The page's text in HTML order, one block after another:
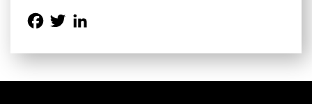
Facebook
Twitter